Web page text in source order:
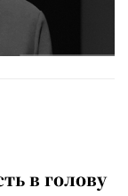
в голову